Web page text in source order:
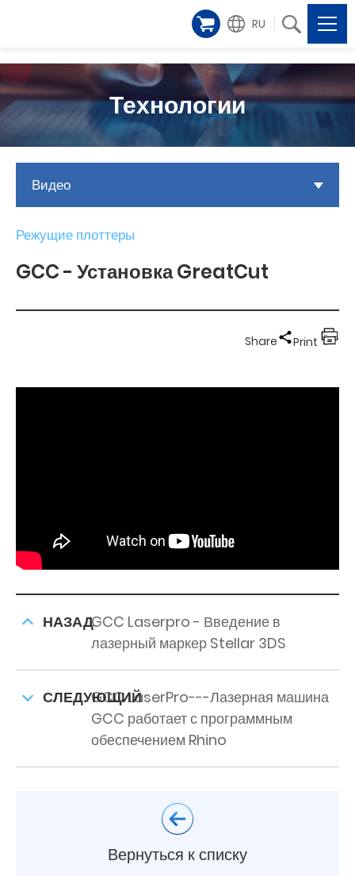
RU
Технологии
Видео
Режущие плоттеры
GCC - Установка GreatCut
Share Print
НАЗАДGCC Laserpro - Введение в
лазерный маркер Stellar 3DS
СЛЕДУЮЩИЙGCC LaserPro---Лазерная машина
GCC работает с программным
обеспечением Rhino
Вернуться к списку